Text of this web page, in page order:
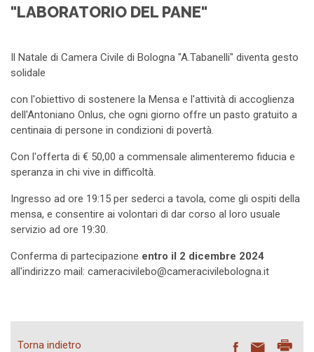
"LABORATORIO DEL PANE"
Il Natale di Camera Civile di Bologna "A.Tabanelli" diventa gesto
solidale
con l'obiettivo di sostenere la Mensa e l'attività di accoglienza
dell'Antoniano Onlus, che ogni giorno offre un pasto gratuito a
centinaia di persone in condizioni di povertà.
Con l'offerta di € 50,00 a commensale alimenteremo fiducia e
speranza in chi vive in difficoltà.
Ingresso ad ore 19:15 per sederci a tavola, come gli ospiti della
mensa, e consentire ai volontari di dar corso al loro usuale
servizio ad ore 19:30.
Conferma di partecipazione entro il 2 dicembre 2024
all'indirizzo mail: cameracivilebo@cameracivilebologna.it
Torna indietro